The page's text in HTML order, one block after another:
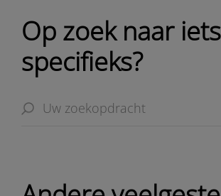
Op zoek naar iets
specifieks?